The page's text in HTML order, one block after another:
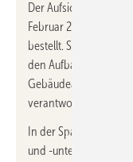
Der Aufsichtsrat der
Februar 2025
bestellt. Schmitz wird
den Aufbau neuer
Gebäudeausrüstung“
verantworten.
In der Sparte Zech
und -unternehmen der